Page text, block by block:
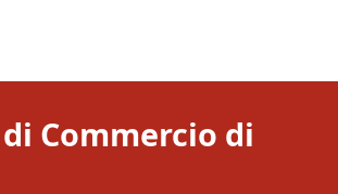
Commercio di